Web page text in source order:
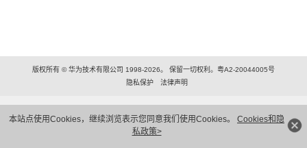
本站点使用Cookies，继续浏览表示您同意我们使用Cookies。 Cookies和隐
私政策>
版权所有 © 华为技术有限公司 1998-2026。 保留一切权利。粤A2-20044005号
隐私保护
法律声明